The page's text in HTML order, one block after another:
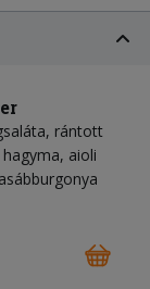
rántott
aioli